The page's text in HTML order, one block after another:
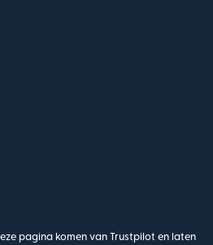
pagina komen van Trustpilot en laten